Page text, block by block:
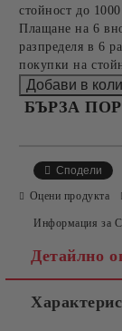
стойност до
Плащане на 6
разпределя в 6
покупки на
БЪРЗА
Сподели
Оцени продукта
Информация за
Детайлно